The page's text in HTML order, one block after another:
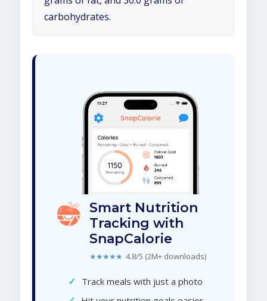
carbohydrates.
Smart Nutrition
Tracking with
SnapCalorie
★★★★★ 4.8/5 (2M+ downloads)
✓ Track meals with just a photo